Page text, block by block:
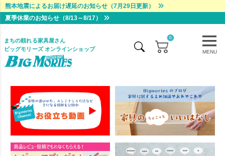
熊本地震によるお届け遅延のお知らせ（7月29日更新）
夏季休業のお知らせ（8/13～8/17）
MENU
まちの頼れる家具屋さん
ビッグモリーズ オンラインショップ
0